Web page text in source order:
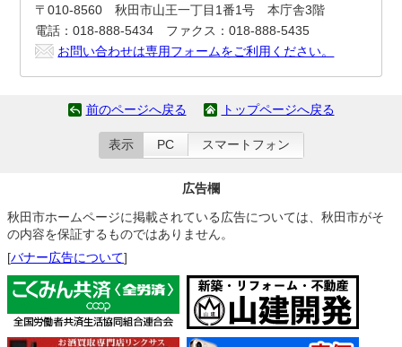
〒010-8560 秋田市山王一丁目1番1号 本庁舎3階
電話：018-888-5434 ファクス：018-888-5435
お問い合わせは専用フォームをご利用ください。
前のページへ戻る トップページへ戻る
表示 PC スマートフォン
広告欄
秋田市ホームページに掲載されている広告については、秋田市がそ
の内容を保証するものではありません。
[バナー広告について]